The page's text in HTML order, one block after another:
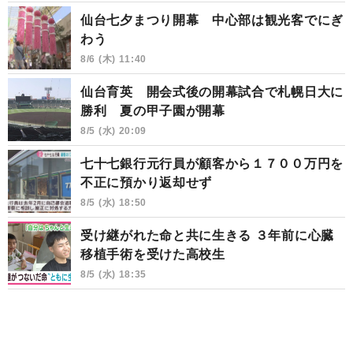
仙台七夕まつり開幕 中心部は観光客でにぎ
わう
8/6 (木) 11:40
仙台育英 開会式後の開幕試合で札幌日大に
勝利 夏の甲子園が開幕
8/5 (水) 20:09
七十七銀行元行員が顧客から１７００万円を
不正に預かり返却せず
8/5 (水) 18:50
受け継がれた命と共に生きる ３年前に心臓
移植手術を受けた高校生
8/5 (水) 18:35